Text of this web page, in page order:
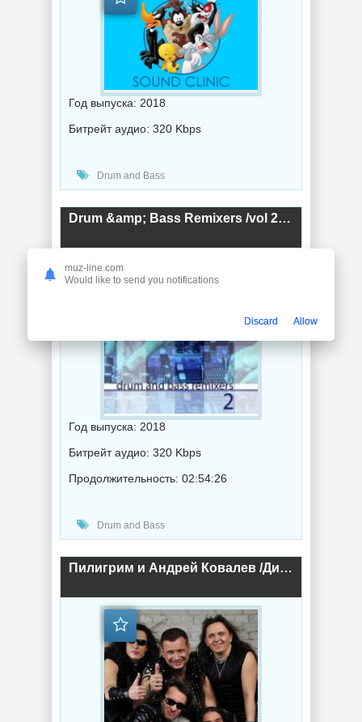
Год выпуска: 2018
Битрейт аудио: 320 Kbps
Drum and Bass
Drum &amp; Bass Remixers /vol 2/ (2018) торрент
Год выпуска: 2018
Битрейт аудио: 320 Kbps
Продолжительность: 02:54:26
Drum and Bass
Пилигрим и Андрей Ковалев /Дискография/ (2018) торрент
muz-line.com
Would like to send you notifications
Discard Allow